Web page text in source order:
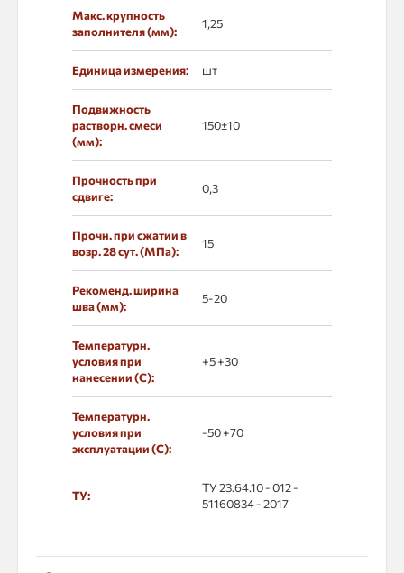
Макс. крупность
заполнителя (мм):
1,25
Единица измерения: шт
Подвижность
растворн. смеси
(мм):
150±10
Прочность при
сдвиге:
0,3
Прочн. при сжатии в
возр. 28 сут. (МПа):
15
Рекоменд. ширина
шва (мм):
5-20
Температурн.
условия при
нанесении (С):
+5 +30
Температурн.
условия при
эксплуатации (С):
-50 +70
ТУ:
ТУ 23.64.10 - 012 -
51160834 - 2017